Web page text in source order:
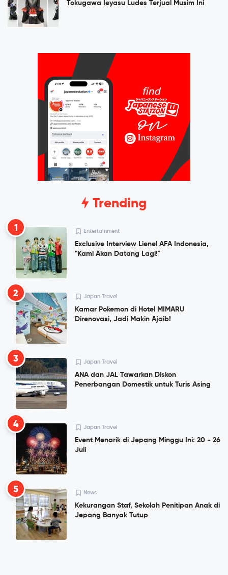
Tokugawa Ieyasu Ludes Terjual Musim Ini
Trending
1 Entertainment
Exclusive Interview Lienel AFA Indonesia,
"Kami Akan Datang Lagi!"
2 Japan Travel
Kamar Pokemon di Hotel MIMARU
Direnovasi, Jadi Makin Ajaib!
3 Japan Travel
ANA dan JAL Tawarkan Diskon
Penerbangan Domestik untuk Turis Asing
4 Japan Travel
Event Menarik di Jepang Minggu Ini: 20 - 26
Juli
5 News
Kekurangan Staf, Sekolah Penitipan Anak di
Jepang Banyak Tutup